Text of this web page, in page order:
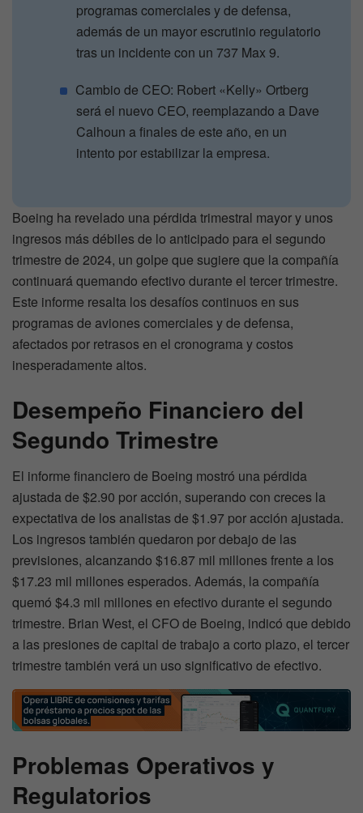
programas comerciales y de defensa,
además de un mayor escrutinio regulatorio
tras un incidente con un 737 Max 9.
Cambio de CEO: Robert «Kelly» Ortberg
será el nuevo CEO, reemplazando a Dave
Calhoun a finales de este año, en un
intento por estabilizar la empresa.
Boeing ha revelado una pérdida trimestral mayor y unos
ingresos más débiles de lo anticipado para el segundo
trimestre de 2024, un golpe que sugiere que la compañía
continuará quemando efectivo durante el tercer trimestre.
Este informe resalta los desafíos continuos en sus
programas de aviones comerciales y de defensa,
afectados por retrasos en el cronograma y costos
inesperadamente altos.
Desempeño Financiero del
Segundo Trimestre
El informe financiero de Boeing mostró una pérdida
ajustada de $2.90 por acción, superando con creces la
expectativa de los analistas de $1.97 por acción ajustada.
Los ingresos también quedaron por debajo de las
previsiones, alcanzando $16.87 mil millones frente a los
$17.23 mil millones esperados. Además, la compañía
quemó $4.3 mil millones en efectivo durante el segundo
trimestre. Brian West, el CFO de Boeing, indicó que debido
a las presiones de capital de trabajo a corto plazo, el tercer
trimestre también verá un uso significativo de efectivo.
Problemas Operativos y
Regulatorios